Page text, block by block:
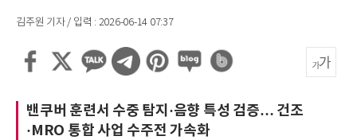
김주원 기자 / 입력 : 2026-06-14 07:37
밴쿠버 훈련서 수중 탐지·음향 특성 검증… 건조
·MRO 통합 사업 수주전 가속화